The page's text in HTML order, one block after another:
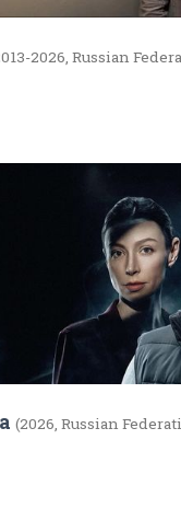
2026, Russian
(2026, Russian